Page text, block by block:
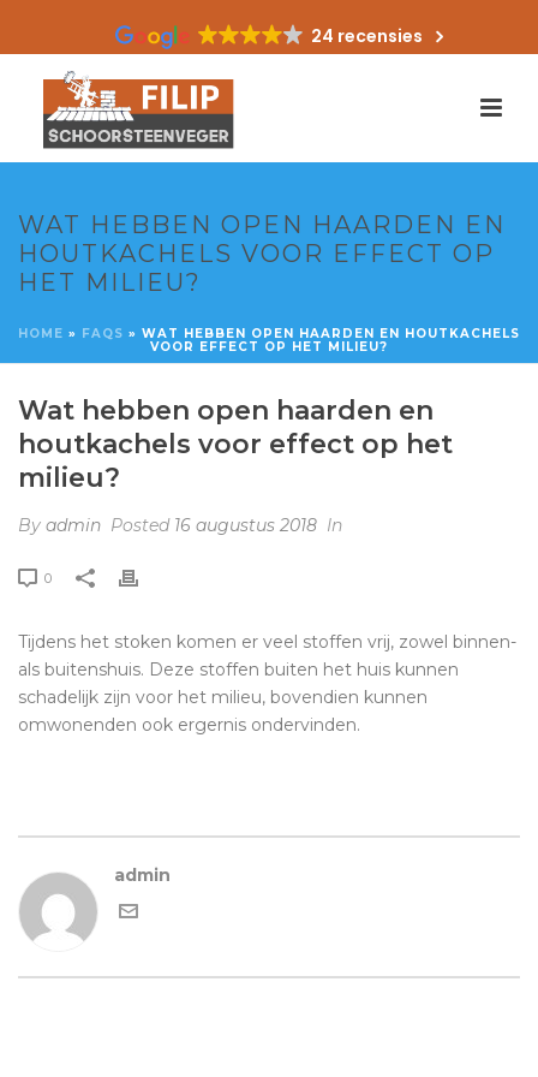
24 recensies
WAT HEBBEN OPEN HAARDEN EN
HOUTKACHELS VOOR EFFECT OP
HET MILIEU?
HOME » FAQS » WAT HEBBEN OPEN HAARDEN EN HOUTKACHELS
VOOR EFFECT OP HET MILIEU?
Wat hebben open haarden en
houtkachels voor effect op het
milieu?
By admin Posted 16 augustus 2018 In
0
Tijdens het stoken komen er veel stoffen vrij, zowel binnen-
als buitenshuis. Deze stoffen buiten het huis kunnen
schadelijk zijn voor het milieu, bovendien kunnen
omwonenden ook ergernis ondervinden.
admin